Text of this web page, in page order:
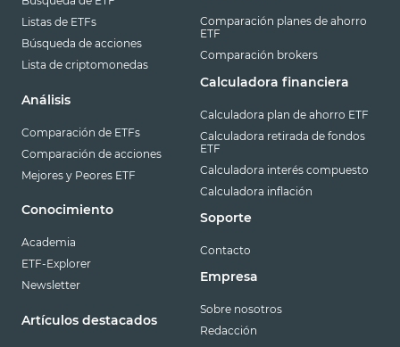
Listas de ETFs
Búsqueda de acciones
Lista de criptomonedas
Análisis
Comparación de ETFs
Comparación de acciones
Mejores y Peores ETF
Conocimiento
Academia
ETF-Explorer
Newsletter
Artículos destacados
Comparación planes de ahorro
ETF
Comparación brokers
Calculadora financiera
Calculadora plan de ahorro ETF
Calculadora retirada de fondos
ETF
Calculadora interés compuesto
Calculadora inflación
Soporte
Contacto
Empresa
Sobre nosotros
Redacción